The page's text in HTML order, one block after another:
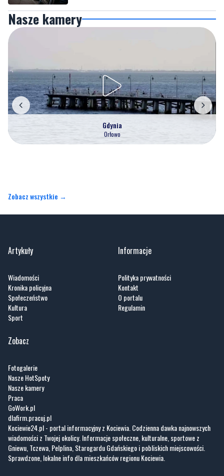
Nasze kamery
Gdynia
Orłowo
Zobacz wszystkie →
Artykuły
Wiadomości
Kronika policyjna
Społeczeństwo
Kultura
Sport
Informacje
Polityka prywatności
Kontakt
O portalu
Regulamin
Zobacz
Fotogalerie
Nasze HotSpoty
Nasze kamery
Praca
GoWork.pl
dlafirm.pracuj.pl
Kociewie24.pl - portal informacyjny z Kociewia. Codzienna dawka najnowszych
wiadomości z Twojej okolicy. Informacje społeczne, kulturalne, sportowe z
Gniewu, Tczewa, Pelplina, Starogardu Gdańskiego i pobliskich miejscowości.
Sprawdzone, lokalne info dla mieszkańców regionu Kociewia.